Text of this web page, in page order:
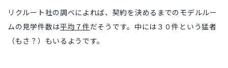
リクルート社の調べによれば、契約を決めるまでのモデルルー
ムの見学件数は平均７件だそうです。中には３０件という猛者
（もさ？）もいるようです。